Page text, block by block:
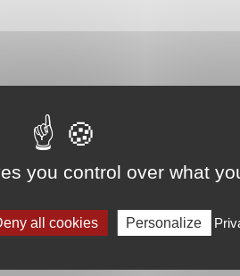
you control over what
all cookies Personalize